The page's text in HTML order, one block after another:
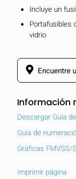
Incluye un
Portafusibles
vidrio
Encuentre
Información
Descargar Guía
Guía de
Gráficas FMVSS/
Imprimir página